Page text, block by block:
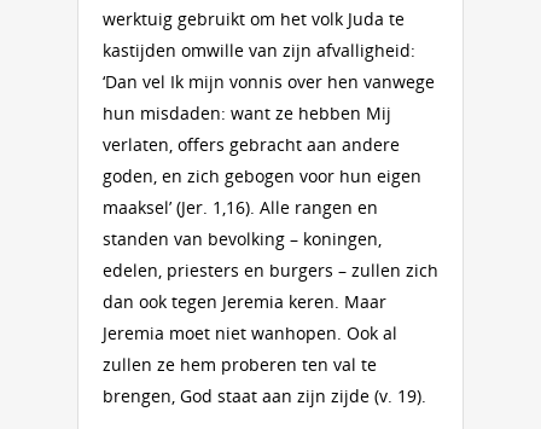
werktuig gebruikt om het volk Juda te
kastijden omwille van zijn afvalligheid:
‘Dan vel Ik mijn vonnis over hen vanwege
hun misdaden: want ze hebben Mij
verlaten, offers gebracht aan andere
goden, en zich gebogen voor hun eigen
maaksel’ (Jer. 1,16). Alle rangen en
standen van bevolking – koningen,
edelen, priesters en burgers – zullen zich
dan ook tegen Jeremia keren. Maar
Jeremia moet niet wanhopen. Ook al
zullen ze hem proberen ten val te
brengen, God staat aan zijn zijde (v. 19).